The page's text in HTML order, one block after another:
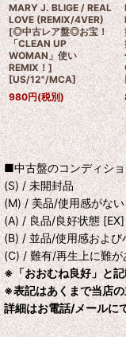
MARY J. BLIGE / REAL
LOVE (REMIX/4VER)
[◎中古レア盤◎お宝！
「CLEAN UP
WOMAN」使い
REMIX！]
[US/12"/MCA]
980円(税別)
■中古盤のコンディシ
(S) / 未開封品
(M) / 美品/使用感がない
(A) / 良品/良好状態 [EX]
(B) / 並品/使用感およ
(C) / 難有/再生上に難
※「おおむね良好」と
※表記はあくまで当店
詳細はお電話/メールに